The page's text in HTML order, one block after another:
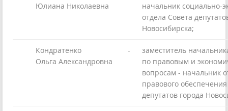
Юлиана Николаевна
начальник социально-
отдела Совета
Новосибирска;
Кондратенко
Ольга Александровна
-
заместитель
по правовым и
вопросам - начальник
правового
депутатов города